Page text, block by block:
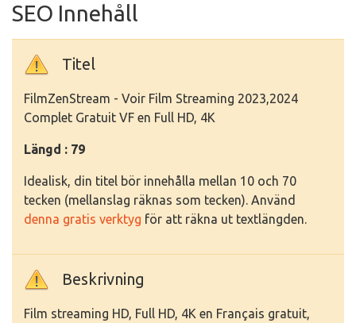
SEO Innehåll
Titel
FilmZenStream - Voir Film Streaming 2023,2024
Complet Gratuit VF en Full HD, 4K
Längd : 79
Idealisk, din titel bör innehålla mellan 10 och 70
tecken (mellanslag räknas som tecken). Använd
denna gratis verktyg för att räkna ut textlängden.
Beskrivning
Film streaming HD, Full HD, 4K en Français gratuit,